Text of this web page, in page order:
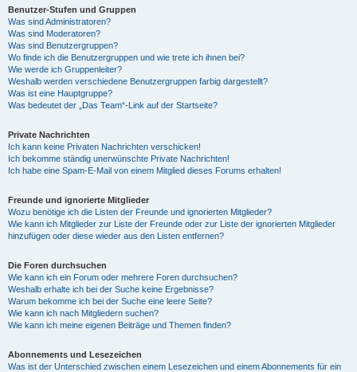
Benutzer-Stufen und Gruppen
Was sind Administratoren?
Was sind Moderatoren?
Was sind Benutzergruppen?
Wo finde ich die Benutzergruppen und wie trete ich ihnen bei?
Wie werde ich Gruppenleiter?
Weshalb werden verschiedene Benutzergruppen farbig dargestellt?
Was ist eine Hauptgruppe?
Was bedeutet der „Das Team“-Link auf der Startseite?
Private Nachrichten
Ich kann keine Privaten Nachrichten verschicken!
Ich bekomme ständig unerwünschte Private Nachrichten!
Ich habe eine Spam-E-Mail von einem Mitglied dieses Forums erhalten!
Freunde und ignorierte Mitglieder
Wozu benötige ich die Listen der Freunde und ignorierten Mitglieder?
Wie kann ich Mitglieder zur Liste der Freunde oder zur Liste der ignorierten Mitglieder
hinzufügen oder diese wieder aus den Listen entfernen?
Die Foren durchsuchen
Wie kann ich ein Forum oder mehrere Foren durchsuchen?
Weshalb erhalte ich bei der Suche keine Ergebnisse?
Warum bekomme ich bei der Suche eine leere Seite?
Wie kann ich nach Mitgliedern suchen?
Wie kann ich meine eigenen Beiträge und Themen finden?
Abonnements und Lesezeichen
Was ist der Unterschied zwischen einem Lesezeichen und einem Abonnements für ein